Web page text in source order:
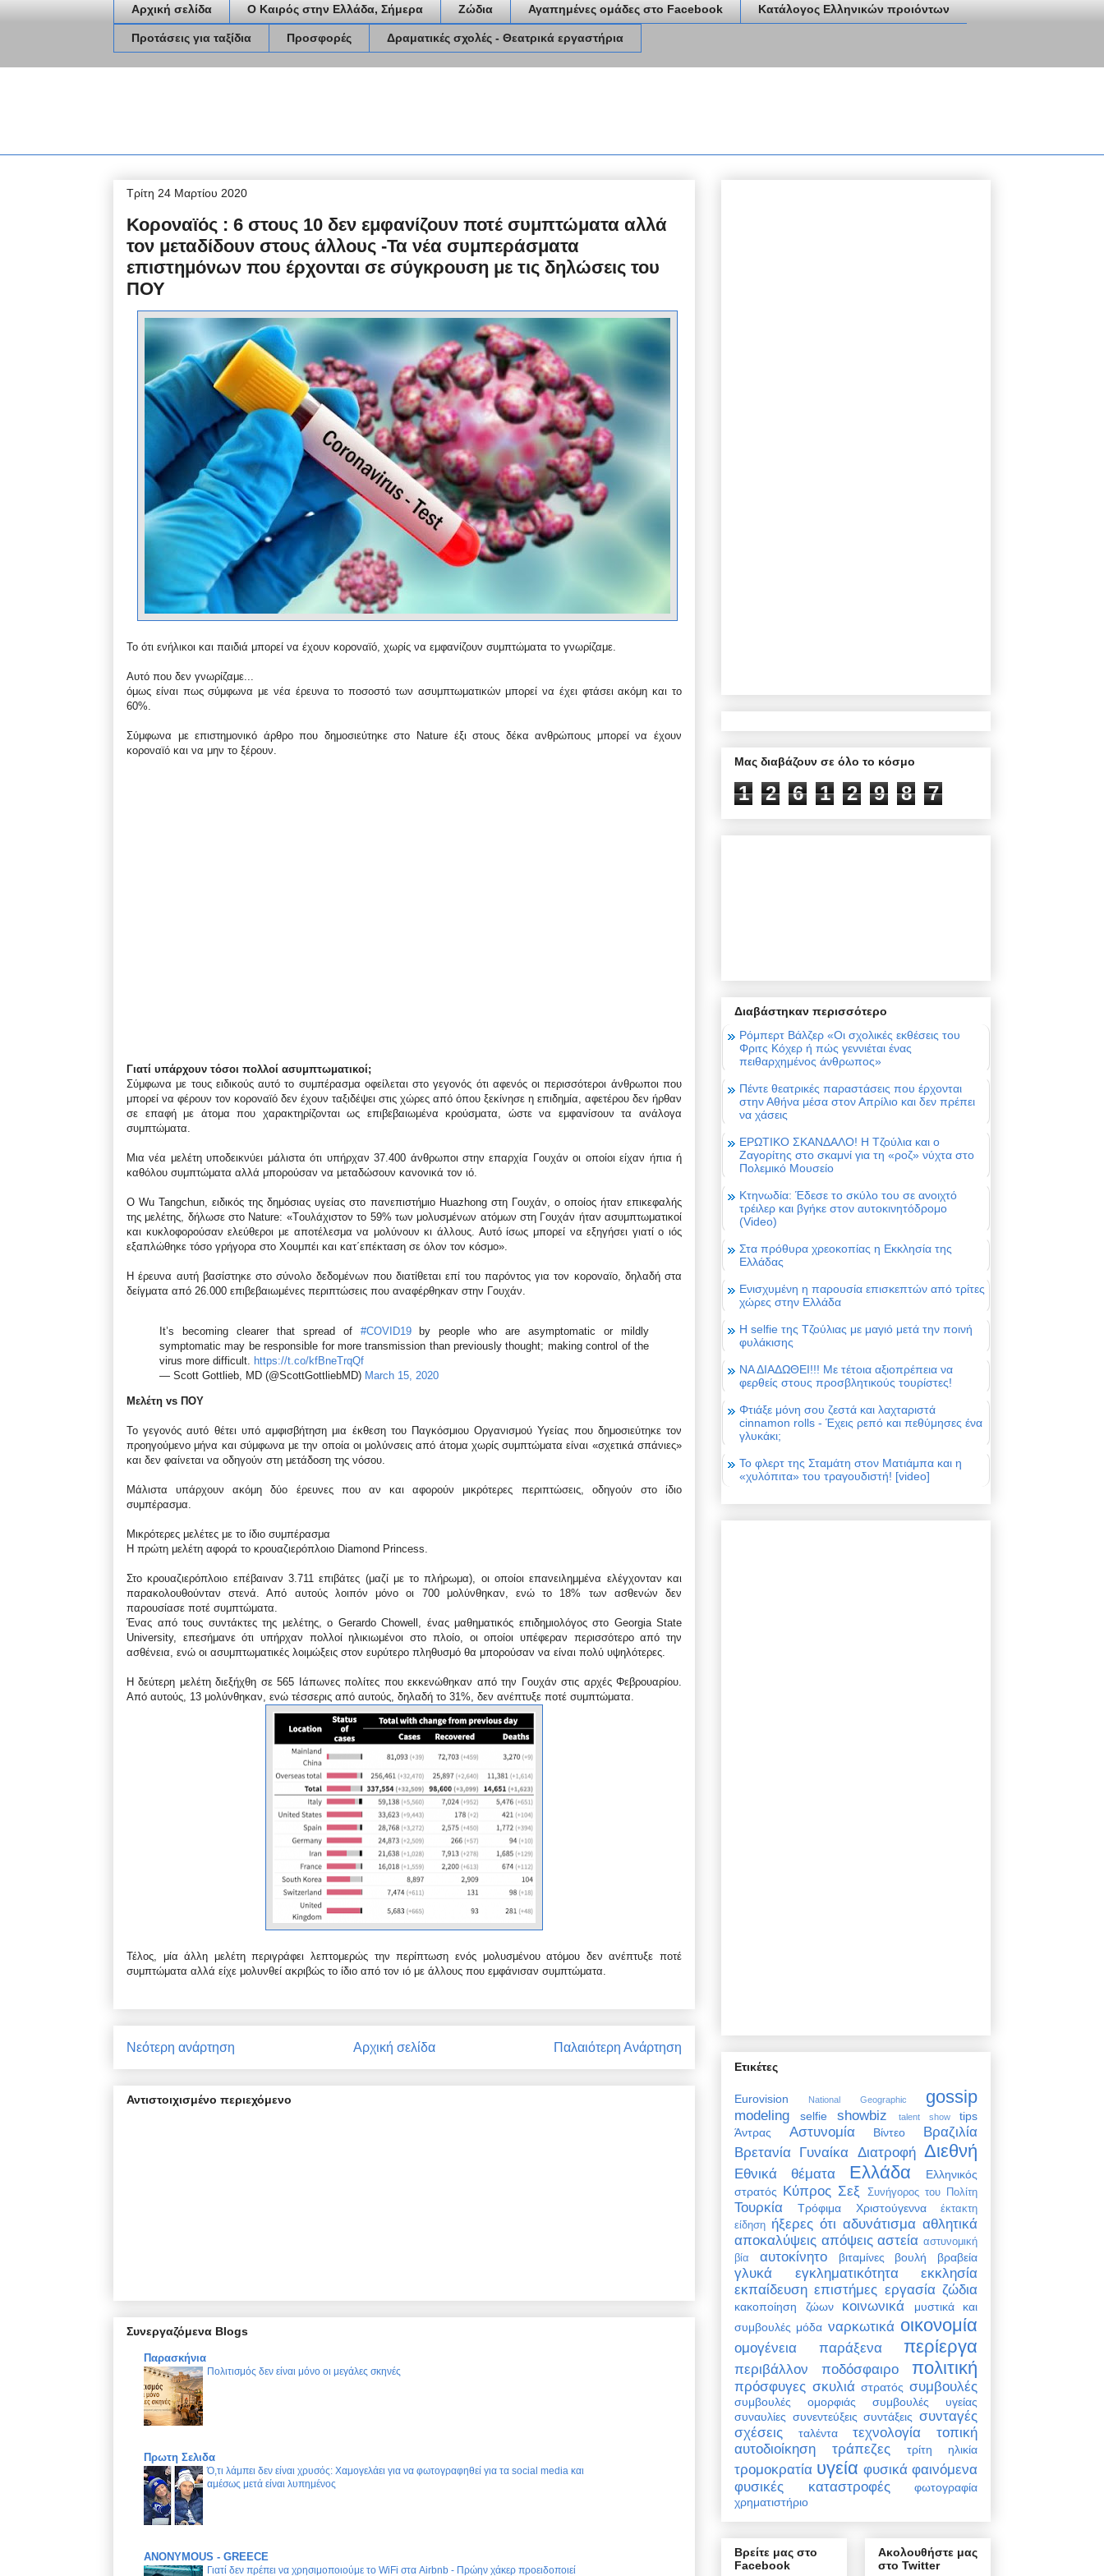
Αρχική σελίδα Ο Καιρός στην Ελλάδα, Σήμερα Ζώδια Αγαπημένες ομάδες στο Facebook Κατάλογος Ελληνικών προιόντων
Προτάσεις για ταξίδια Προσφορές Δραματικές σχολές - Θεατρικά εργαστήρια
Τρίτη 24 Μαρτίου 2020
Κοροναϊός : 6 στους 10 δεν εμφανίζουν ποτέ συμπτώματα αλλά
τον μεταδίδουν στους άλλους -Τα νέα συμπεράσματα
επιστημόνων που έρχονται σε σύγκρουση με τις δηλώσεις του
ΠΟΥ
Το ότι ενήλικοι και παιδιά μπορεί να έχουν κοροναϊό, χωρίς να εμφανίζουν συμπτώματα το γνωρίζαμε.
Αυτό που δεν γνωρίζαμε...
όμως είναι πως σύμφωνα με νέα έρευνα το ποσοστό των ασυμπτωματικών μπορεί να έχει φτάσει ακόμη και το
60%.
Σύμφωνα με επιστημονικό άρθρο που δημοσιεύτηκε στo Nature έξι στους δέκα ανθρώπους μπορεί να έχουν
κοροναϊό και να μην το ξέρουν.
Γιατί υπάρχουν τόσοι πολλοί ασυμπτωματικοί;
Σύμφωνα με τους ειδικούς αυτό το συμπέρασμα οφείλεται στο γεγονός ότι αφενός οι περισσότεροι άνθρωποι που
μπορεί να φέρουν τον κοροναϊό δεν έχουν ταξιδέψει στις χώρες από όπου ξεκίνησε η επιδημία, αφετέρου δεν ήρθαν
σε επαφή με άτομα που χαρακτηρίζονται ως επιβεβαιωμένα κρούσματα, ώστε να εμφανίσουν τα ανάλογα
συμπτώματα.
Μια νέα μελέτη υποδεικνύει μάλιστα ότι υπήρχαν 37.400 άνθρωποι στην επαρχία Γουχάν οι οποίοι είχαν ήπια ή
καθόλου συμπτώματα αλλά μπορούσαν να μεταδώσουν κανονικά τον ιό.
Ο Wu Tangchun, ειδικός της δημόσιας υγείας στο πανεπιστήμιο Huazhong στη Γουχάν, ο οποίος ήταν επικεφαλής
της μελέτης, δήλωσε στο Nature: «Tουλάχιστον το 59% των μολυσμένων ατόμων στη Γουχάν ήταν ασυμπτωματικοί
και κυκλοφορούσαν ελεύθεροι με αποτέλεσμα να μολύνουν κι άλλους. Αυτό ίσως μπορεί να εξηγήσει γιατί ο ιός
εξαπλώθηκε τόσο γρήγορα στο Χουμπέι και κατ΄επέκταση σε όλον τον κόσμο».
Η έρευνα αυτή βασίστηκε στο σύνολο δεδομένων που διατίθεται επί του παρόντος για τον κοροναϊο, δηλαδή στα
δείγματα από 26.000 επιβεβαιωμένες περιπτώσεις που αναφέρθηκαν στην Γουχάν.
It’s becoming clearer that spread of #COVID19by people who are asymptomatic or mildly
symptomatic may be responsible for more transmission than previously thought; making control of the
virus more difficult. https://t.co/kfBneTrqQf
— Scott Gottlieb, MD (@ScottGottliebMD) March 15, 2020
Μελέτη vs ΠΟΥ
Το γεγονός αυτό θέτει υπό αμφισβήτηση μια έκθεση του Παγκόσμιου Οργανισμού Υγείας που δημοσιεύτηκε τον
προηγούμενο μήνα και σύμφωνα με την οποία οι μολύνσεις από άτομα χωρίς συμπτώματα είναι «σχετικά σπάνιες»
και δεν φαίνεται να οδηγούν στη μετάδοση της νόσου.
Μάλιστα υπάρχουν ακόμη δύο έρευνες που αν και αφορούν μικρότερες περιπτώσεις, οδηγούν στο ίδιο
συμπέρασμα.
Μικρότερες μελέτες με το ίδιο συμπέρασμα
Η πρώτη μελέτη αφορά το κρουαζιερόπλοιο Diamond Princess.
Στο κρουαζιερόπλοιο επέβαιναν 3.711 επιβάτες (μαζί με το πλήρωμα), οι οποίοι επανειλημμένα ελέγχονταν και
παρακολουθούνταν στενά. Από αυτούς λοιπόν μόνο οι 700 μολύνθηκαν, ενώ το 18% των ασθενών δεν
παρουσίασε ποτέ συμπτώματα.
Ένας από τους συντάκτες της μελέτης, ο Gerardo Chowell, ένας μαθηματικός επιδημιολόγος στο Georgia State
University, επεσήμανε ότι υπήρχαν πολλοί ηλικιωμένοι στο πλοίο, οι οποίοι υπέφεραν περισσότερο από την
ασθένεια, ενώ οι ασυμπτωματικές λοιμώξεις στον ευρύτερο πληθυσμό θα μπορούσαν να είναι πολύ υψηλότερες.
Η δεύτερη μελέτη διεξήχθη σε 565 Ιάπωνες πολίτες που εκκενώθηκαν από την Γουχάν στις αρχές Φεβρουαρίου.
Από αυτούς, 13 μολύνθηκαν, ενώ τέσσερις από αυτούς, δηλαδή το 31%, δεν ανέπτυξε ποτέ συμπτώματα.
Τέλος, μία άλλη μελέτη περιγράφει λεπτομερώς την περίπτωση ενός μολυσμένου ατόμου δεν ανέπτυξε ποτέ
συμπτώματα αλλά είχε μολυνθεί ακριβώς το ίδιο από τον ιό με άλλους που εμφάνισαν συμπτώματα.
Νεότερη ανάρτηση Παλαιότερη Ανάρτηση
Αρχική σελίδα
Αντιστοιχισμένο περιεχόμενο
Συνεργαζόμενα Blogs
Παρασκήνια
Πολιτισμός δεν είναι μόνο οι μεγάλες σκηνές
Πρωτη Σελιδα
Ό,τι λάμπει δεν είναι χρυσός: Χαμογελάει για να φωτογραφηθεί για τα social media και
αμέσως μετά είναι λυπημένος
ANONYMOUS - GREECE
Γιατί δεν πρέπει να χρησιμοποιούμε το WiFi στα Airbnb - Πρώην χάκερ προειδοποιεί
Μας διαβάζουν σε όλο το κόσμο
1 2 6 1 2 9 8 7
Διαβάστηκαν περισσότερο
Ρόμπερτ Βάλζερ «Οι σχολικές εκθέσεις του
Φριτς Κόχερ ή πώς γεννιέται ένας
πειθαρχημένος άνθρωπος»
Πέντε θεατρικές παραστάσεις που έρχονται
στην Αθήνα μέσα στον Απρίλιο και δεν πρέπει
να χάσεις
ΕΡΩΤΙΚΟ ΣΚΑΝΔΑΛΟ! Η Τζούλια και ο
Ζαγορίτης στο σκαμνί για τη «ροζ» νύχτα στο
Πολεμικό Μουσείο
Κτηνωδία: Έδεσε το σκύλο του σε ανοιχτό
τρέιλερ και βγήκε στον αυτοκινητόδρομο
(Video)
Στα πρόθυρα χρεοκοπίας η Εκκλησία της
Ελλάδας
Ενισχυμένη η παρουσία επισκεπτών από τρίτες
χώρες στην Ελλάδα
Η selfie της Τζούλιας με μαγιό μετά την ποινή
φυλάκισης
ΝΑ ΔΙΑΔΩΘΕΙ!!! Με τέτοια αξιοπρέπεια να
φερθείς στους προσβλητικούς τουρίστες!
Φτιάξε μόνη σου ζεστά και λαχταριστά
cinnamon rolls - Έχεις ρεπό και πεθύμησες ένα
γλυκάκι;
Το φλερτ της Σταμάτη στον Ματιάμπα και η
«χυλόπιτα» του τραγουδιστή! [video]
Ετικέτες
Eurovision National Geographic gossip
modeling selfie showbiz talent show
tips
Άντρας
Αστυνομία Βίντεο
Βραζιλία
Βρετανία Γυναίκα Διατροφή Διεθνή
Εθνικά θέματα Ελλάδα
Ελληνικός
στρατός Κύπρος Σεξ Συνήγορος του Πολίτη
Τουρκία Τρόφιμα Χριστούγεννα
έκτακτη
είδηση ήξερες ότι αδυνάτισμα αθλητικά
αποκαλύψεις απόψεις αστεία αστυνομική
βία
αυτοκίνητο βιταμίνες βουλή βραβεία
γλυκά εγκληματικότητα
εκκλησία
εκπαίδευση επιστήμες εργασία ζώδια
κακοποίηση ζώων κοινωνικά
μυστικά και
συμβουλές μόδα ναρκωτικά οικονομία
ομογένεια παράξενα περίεργα
περιβάλλον ποδόσφαιρο πολιτική
πρόσφυγες σκυλιά στρατός συμβουλές
συμβουλές ομορφιάς
συμβουλές υγείας
συναυλίες συνεντεύξεις συντάξεις συνταγές
σχέσεις
ταλέντα τεχνολογία
τοπική
αυτοδιοίκηση
τράπεζες τρίτη ηλικία
τρομοκρατία υγεία φυσικά φαινόμενα
φυσικές καταστροφές
φωτογραφία
χρηματιστήριο
Βρείτε μας στο
Facebook
Ακολουθήστε μας
στο Twitter